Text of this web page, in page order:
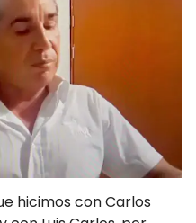
hicimos con Carlos